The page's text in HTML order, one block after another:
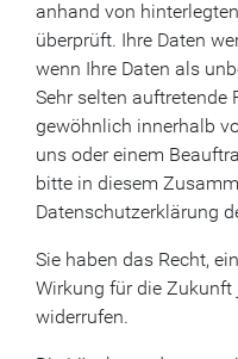
anhand von
überprüft. Ihre Daten
wenn Ihre Daten als
Sehr selten auftretende
gewöhnlich innerhalb
uns oder einem
bitte in diesem
Datenschutzerklärung
Sie haben das Recht,
Wirkung für die
widerrufen.